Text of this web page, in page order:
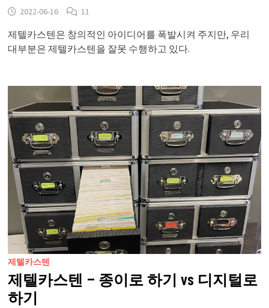
2022-06-16 11
제텔카스텐은 창의적인 아이디어를 폭발시켜 주지만, 우리
대부분은 제텔카스텐을 잘못 수행하고 있다.
제텔카스텐
제텔카스텐 – 종이로 하기 vs 디지털로
하기